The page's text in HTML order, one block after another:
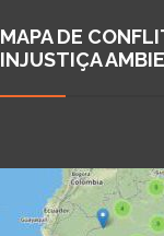
MAPA DE
INJUSTIÇA